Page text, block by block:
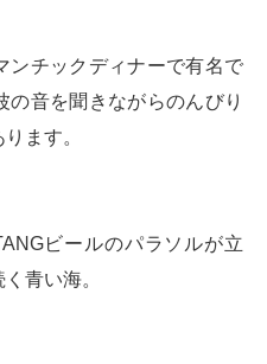
ンチックディナーで有名で
音を聞きながらのんびり
ます。
ビールのパラソルが立
青い海。